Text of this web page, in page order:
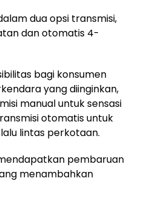
dua opsi transmisi,
dan otomatis 4-
bagi konsumen
yang diinginkan,
manual untuk sensasi
otomatis untuk
lintas perkotaan.
pembaruan
menambahkan